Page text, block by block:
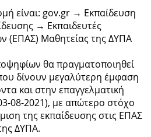
είναι: gov.gr → Εκπαίδευση
→ Εκπαιδευτές
(ΕΠΑΣ) Μαθητείας της ΔΥΠΑ
θα πραγματοποιηθεί
δίνουν μεγαλύτερη έμφαση
και στην επαγγελματική
08-2021), με απώτερο στόχο
της εκπαίδευσης στις ΕΠΑΣ
ΔΥΠΑ.